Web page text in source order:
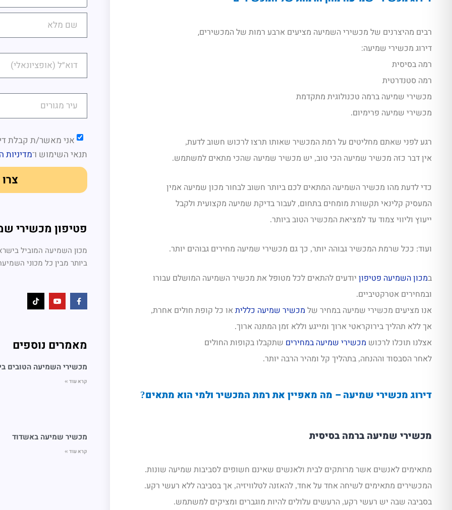
רבים מהיצרנים של מכשירי השמיעה מציעים ארבע רמות של המכשירים,
דירוג מכשירי שמיעה:
רמה בסיסית
רמה סטנדרטית
מכשירי שמיעה ברמה טכנולוגית מתקדמת
מכשירי שמיעה פרימיום.
רגע לפני שאתם מחליטים על רמת המכשיר שאותו תרצו לרכוש חשוב לדעת,
אין דבר כזה מכשיר שמיעה הכי טוב, יש מכשיר שמיעה שהכי מתאים למשתמש.
כדי לדעת מהו מכשיר השמיעה המתאים לכם ביותר חשוב לבחור מכון שמיעה אמין
המעסיק קלינאי תקשורת מומחים בתחום, לעבור בדיקת שמיעה מקצועית ולקבל
ייעוץ וליווי צמוד עד למציאת המכשיר הטוב ביותר.
ועוד: ככל שרמת המכשיר גבוהה יותר, כך גם מכשירי שמיעה מחירים גבוהים יותר.
במכון השמיעה פטיפון יודעים להתאים לכל מטופל את מכשיר השמיעה המושלם עבורו
ובמחירים אטרקטיביים.
אנו מציעים מכשירי שמיעה במחיר של מכשיר שמיעה כללית או כל קופת חולים אחרת,
אך ללא תהליך בירוקראטי ארוך ומייגע וללא זמן המתנה ארוך.
אצלנו תוכלו לרכוש מכשירי שמיעה במחירים שתקבלו בקופות החולים
לאחר הסבסוד וההנחה, בתהליך קל ומהיר הרבה יותר.
דירוג מכשירי שמיעה – מה מאפיין את רמת המכשיר ולמי הוא מתאים?
מכשירי שמיעה ברמה בסיסית
מתאימים לאנשים אשר מרותקים לבית ולאנשים שאינם חשופים לסביבות שמיעה שונות.
המכשירים מתאימים לשיחה אחד על אחד, להאזנה לטלוויזיה, אך בסביבה ללא רעשי רקע.
בסביבה שבה יש רעשי רקע, הרעשים עלולים להיות מוגברים ומציקים למשתמש.
אני מאשר/ת קבלת
תנאי השימוש ו־מדיניות
פטיפון מכשירי
מכון השמיעה המוביל
ביותר מבין כל מכוני
מאמרים נוספים
מכשירי השמיעה הטובים
קרא עוד »
מכשיר שמיעה באשדוד
קרא עוד »